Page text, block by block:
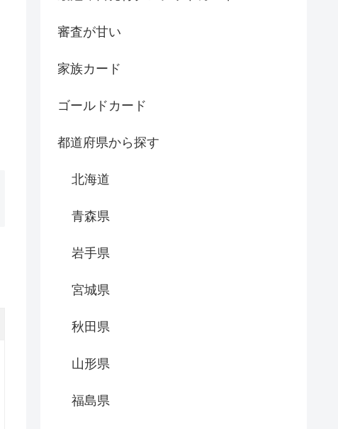
審査が甘い
家族カード
ゴールドカード
都道府県から探す
北海道
青森県
岩手県
宮城県
秋田県
山形県
福島県